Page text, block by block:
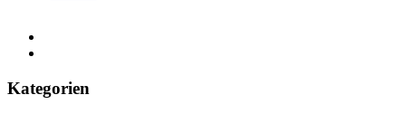
Kategorien